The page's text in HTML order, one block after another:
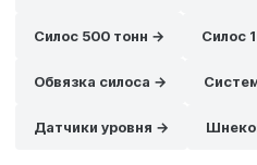
Силос 500 тонн → Силос
Обвязка силоса →
Датчики уровня →